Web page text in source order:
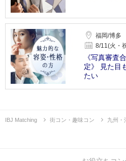
福岡/博多
8/11(火・
《写真審査
定》 見た目
たい
IBJ Matching 街コン・趣味コン 九州・